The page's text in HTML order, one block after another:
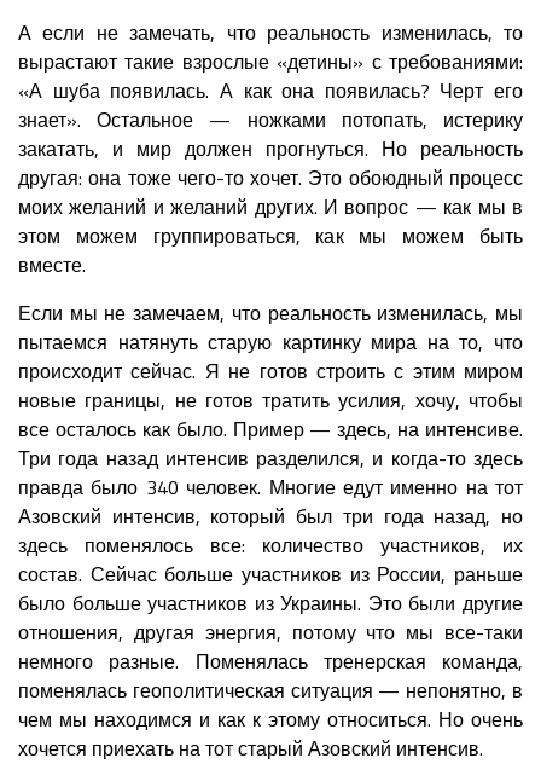
А если не замечать, что реальность изменилась, то
вырастают такие взрослые «детины» с требованиями:
«А шуба появилась. А как она появилась? Черт его
знает». Остальное — ножками потопать, истерику
закатать, и мир должен прогнуться. Но реальность
другая: она тоже чего-то хочет. Это обоюдный процесс
моих желаний и желаний других. И вопрос — как мы в
этом можем группироваться, как мы можем быть
вместе.
Если мы не замечаем, что реальность изменилась, мы
пытаемся натянуть старую картинку мира на то, что
происходит сейчас. Я не готов строить с этим миром
новые границы, не готов тратить усилия, хочу, чтобы
все осталось как было. Пример — здесь, на интенсиве.
Три года назад интенсив разделился, и когда-то здесь
правда было 340 человек. Многие едут именно на тот
Азовский интенсив, который был три года назад, но
здесь поменялось все: количество участников, их
состав. Сейчас больше участников из России, раньше
было больше участников из Украины. Это были другие
отношения, другая энергия, потому что мы все-таки
немного разные. Поменялась тренерская команда,
поменялась геополитическая ситуация — непонятно, в
чем мы находимся и как к этому относиться. Но очень
хочется приехать на тот старый Азовский интенсив.